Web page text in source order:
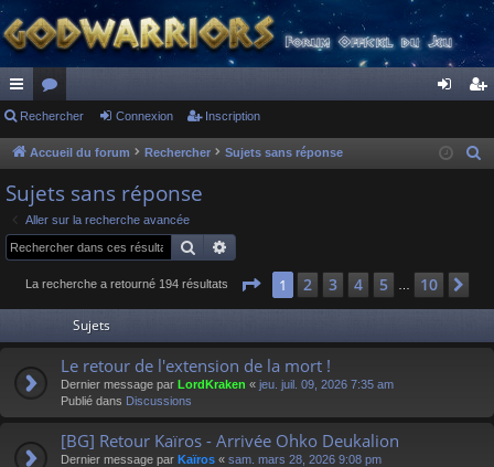
ac
co
ur
ci
s
or
u
s
ne cri
Rechercher Connexion Inscription
Accueil du forum Rechercher Sujets sans réponse
e
Sujets sans réponse
Aller sur la recherche avancée
Rechercher
La recherche a retourné 194 résultats Page 1sur 10
1 2 3 4 5 10
Sujets
Le retour de l'extension de la mort !
Dernier message par LordKraken « jeu. juil. 09, 2026 7:35 am
Publié dans Discussions
[BG] Retour Kaïros - Arrivée Ohko Deukalion
Dernier message par Kaïros « sam. mars 28, 2026 9:08 pm